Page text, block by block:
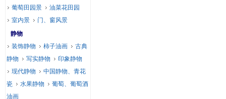
葡萄田园景
油菜花田园
室内景
门、窗风景
静物
装饰静物
柿子油画
古典
静物
写实静物
印象静物
现代静物
中国静物、青花
瓷
水果静物
葡萄、葡萄酒
油画